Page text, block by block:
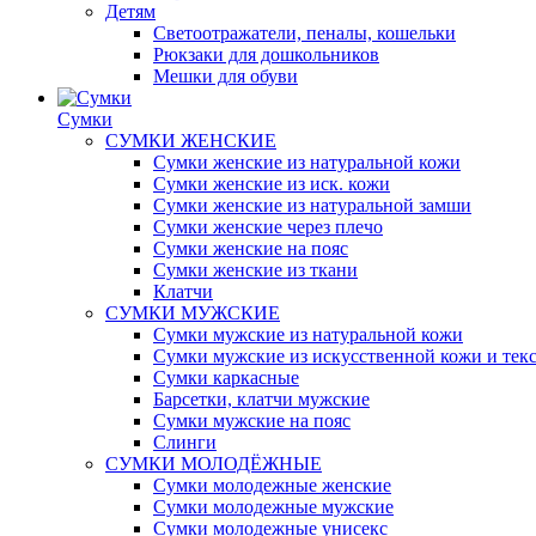
Детям
Светоотражатели, пеналы, кошельки
Рюкзаки для дошкольников
Мешки для обуви
Сумки
СУМКИ ЖЕНСКИЕ
Сумки женские из натуральной кожи
Сумки женские из иск. кожи
Сумки женские из натуральной замши
Сумки женские через плечо
Сумки женские на пояс
Сумки женские из ткани
Клатчи
СУМКИ МУЖСКИЕ
Сумки мужские из натуральной кожи
Сумки мужские из искусственной кожи и
Сумки каркасные
Барсетки, клатчи мужские
Сумки мужские на пояс
Слинги
СУМКИ МОЛОДЁЖНЫЕ
Сумки молодежные женские
Сумки молодежные мужские
Сумки молодежные унисекс